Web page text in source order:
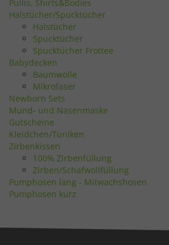
Pullis, Shirts&Bodies
Halstücher/Spucktücher
Halstücher
Spucktücher
Spucktücher Frottee
Babydecken
Baumwolle
Mikrofaser
Newborn Sets
Mund- und Nasenmaske
Gutscheine
Kleidchen/Tuniken
Zirbenkissen
100% Zirbenfüllung
Zirben/Schafwollfüllung
Pumphosen lang - Mitwachshosen
Pumphosen kurz